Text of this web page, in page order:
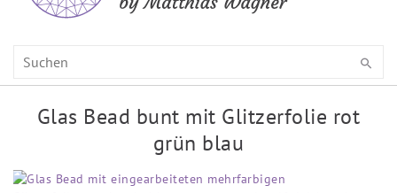
Glas Bead bunt mit Glitzerfolie rot
grün blau